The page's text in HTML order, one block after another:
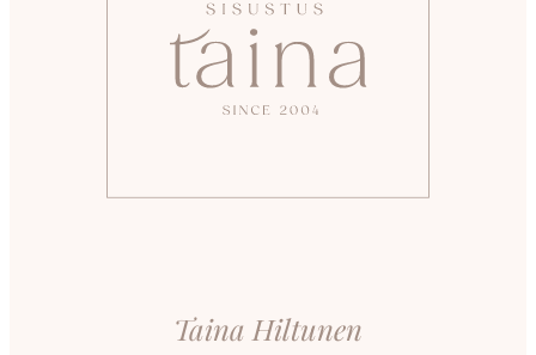
Taina Hiltunen